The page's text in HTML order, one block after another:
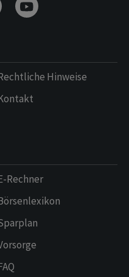
Hinweise
Rechner